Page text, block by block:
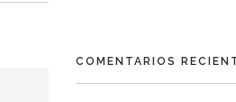
COMENTARIOS